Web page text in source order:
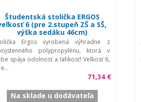
Študentská stolička ERGOS
6 (pre 2.stupeň ZŠ a SŠ,
výška sedáku 46cm)
Ergos vyrobená výhradne z
polypropylénu, ktorá v
spája odolnosť a ľahkosť! Veľkosť 6,
71,34 €
Na sklade u dodávateľa